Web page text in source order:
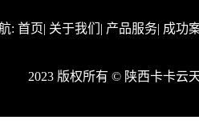
: 首页| 关于我们 | 产品服务| 成功
2023 版权所有 © 陕西卡卡云